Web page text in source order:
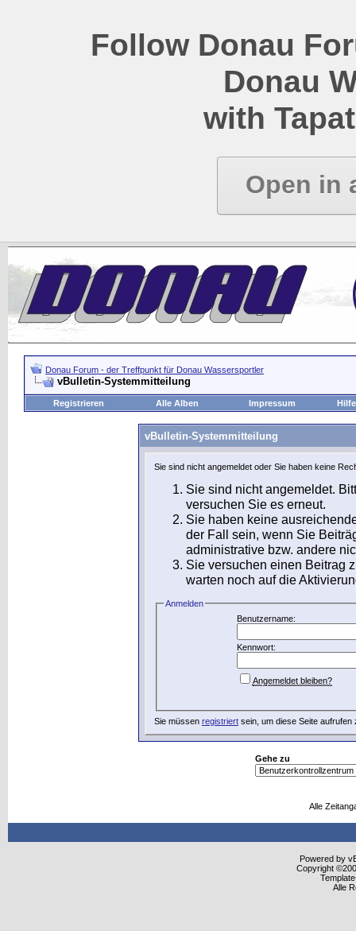
Follow Donau
Donau
with
Open in
Donau Forum - der Treffpunkt für Donau Wassersportler
vBulletin-Systemmitteilung
Registrieren Alle Alben Impressum Hilfe
vBulletin-Systemmitteilung
Sie sind nicht angemeldet oder Sie haben keine
Sie sind nicht angemeldet.
versuchen Sie es erneut.
Sie haben keine
der Fall sein, wenn Sie
administrative bzw. andere
Sie versuchen einen Beitrag
warten noch auf die
Anmelden
Benutzername:
Kennwort:
Angemeldet bleiben?
Sie müssen registriert sein, um diese Seite aufrufen
Gehe zu
Alle
Powered by
Copyright
Alle